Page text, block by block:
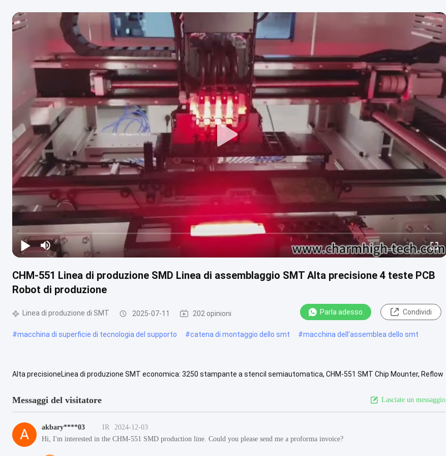
CHM-551 Linea di produzione SMD Linea di assemblaggio SMT Alta precisione 4 teste PCB
Robot di produzione
Linea di produzione di SMT 2025-07-11 202 opinioni Parla adesso. Condividi
#macchina di superficie di tecnologia del supporto #catena di montaggio dello smt #macchina dell'assemblea dello smt
Alta precisioneLinea di produzione SMT economica: 3250 stampante a stencil semiautomatica, CHM-551 SMT Chip Mounter, Reflow
Messaggi del visitatore Lasciate un messaggio.
A akbary****03 IR
2024-12-03
Hi, I'm interested in the CHM-551 SMD production line. Could you please send me a proforma invoice?